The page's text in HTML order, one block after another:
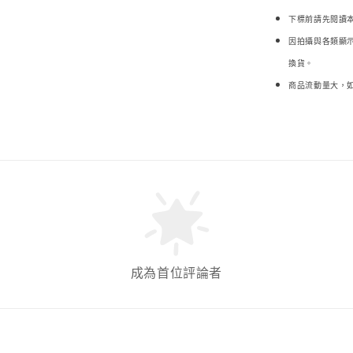
下標前請先閱讀
因拍攝與各類顯
換貨。
商品流動量大，
成為首位評論者